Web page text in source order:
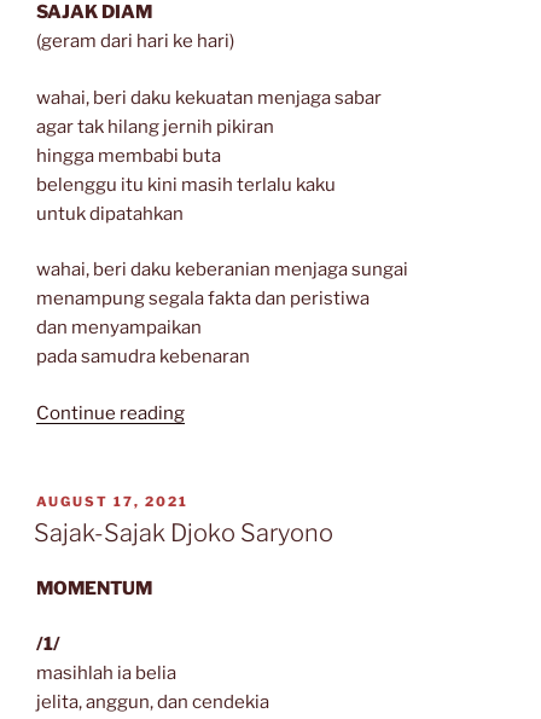
SAJAK DIAM
(geram dari hari ke hari)
wahai, beri daku kekuatan menjaga sabar
agar tak hilang jernih pikiran
hingga membabi buta
belenggu itu kini masih terlalu kaku
untuk dipatahkan
wahai, beri daku keberanian menjaga sungai
menampung segala fakta dan peristiwa
dan menyampaikan
pada samudra kebenaran
Continue reading“Sajak-
Pamungkas”
POSTED
ON
AUGUST 17, 2021
Sajak-Sajak Djoko Saryono
MOMENTUM
/1/
masihlah ia belia
jelita, anggun, dan cendekia